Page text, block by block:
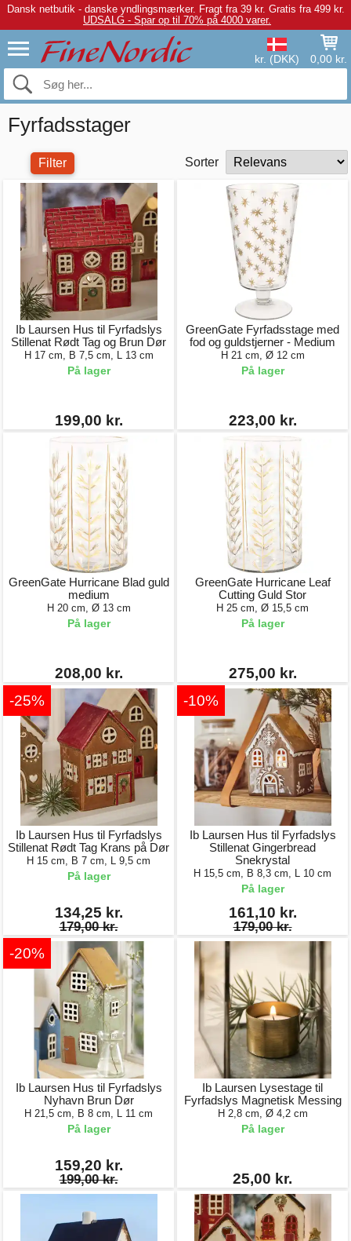
Dansk netbutik - danske yndlingsmærker. Fragt fra 39 kr. Gratis fra 499 kr.
UDSALG - Spar op til 70% på 4000 varer.
kr. (DKK) 0,00 kr.
Fyrfadsstager
Filter Sorter
Ib Laursen Hus til Fyrfadslys
Stillenat Rødt Tag og Brun Dør
H 17 cm, B 7,5 cm, L 13 cm
På lager
199,00 kr.
GreenGate Fyrfadsstage med
fod og guldstjerner - Medium
H 21 cm, Ø 12 cm
På lager
223,00 kr.
GreenGate Hurricane Blad guld
medium
H 20 cm, Ø 13 cm
På lager
208,00 kr.
GreenGate Hurricane Leaf
Cutting Guld Stor
H 25 cm, Ø 15,5 cm
På lager
275,00 kr.
-25%
Ib Laursen Hus til Fyrfadslys
Stillenat Rødt Tag Krans på Dør
H 15 cm, B 7 cm, L 9,5 cm
På lager
134,25 kr.
179,00 kr.
-10%
Ib Laursen Hus til Fyrfadslys
Stillenat Gingerbread
Snekrystal
H 15,5 cm, B 8,3 cm, L 10 cm
På lager
161,10 kr.
179,00 kr.
-20%
Ib Laursen Hus til Fyrfadslys
Nyhavn Brun Dør
H 21,5 cm, B 8 cm, L 11 cm
På lager
159,20 kr.
199,00 kr.
Ib Laursen Lysestage til
Fyrfadslys Magnetisk Messing
H 2,8 cm, Ø 4,2 cm
På lager
25,00 kr.